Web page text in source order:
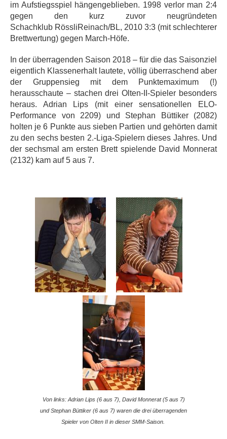
im Aufstiegsspiel hängengeblieben. 1998 verlor man 2:4
gegen den kurz zuvor neugründeten
Schachklub RössliReinach/BL, 2010 3:3 (mit schlechterer
Brettwertung) gegen March-Höfe.
In der überragenden Saison 2018 – für die das Saisonziel
eigentlich Klassenerhalt lautete, völlig überraschend aber
der Gruppensieg mit dem Punktemaximum (!)
herausschaute – stachen drei Olten-II-Spieler besonders
heraus. Adrian Lips (mit einer sensationellen ELO-
Performance von 2209) und Stephan Büttiker (2082)
holten je 6 Punkte aus sieben Partien und gehörten damit
zu den sechs besten 2.-Liga-Spielern dieses Jahres. Und
der sechsmal am ersten Brett spielende David Monnerat
(2132) kam auf 5 aus 7.
Von links: Adrian Lips (6 aus 7), David Monnerat (5 aus 7)
und Stephan Büttiker (6 aus 7) waren die drei überragenden
Spieler von Olten II in dieser SMM-Saison.